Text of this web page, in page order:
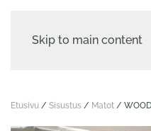
Skip to main content
Etusivu / Sisustus / Matot /